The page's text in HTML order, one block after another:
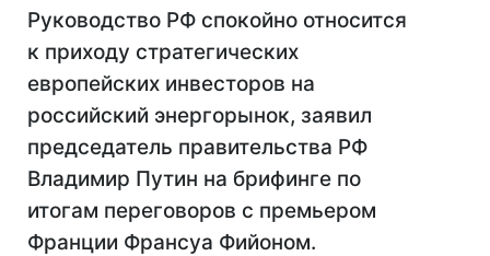
Руководство РФ спокойно относится
к приходу стратегических
европейских инвесторов на
российский энергорынок, заявил
председатель правительства РФ
Владимир Путин на брифинге по
итогам переговоров с премьером
Франции Франсуа Фийоном.